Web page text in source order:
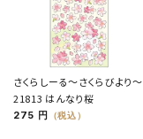
さくらしーる～さくらびより～
21813 はんなり桜
275 円 （税込）